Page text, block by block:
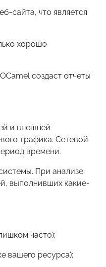
сайта, что является
хорошо
создаст отчеты
и внешней
трафика. Сетевой
времени.
При анализе
выполнивших какие-
часто);
вашего ресурса);